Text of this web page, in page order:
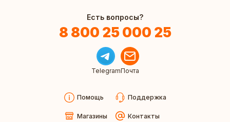
Есть вопросы?
8 800 25 000 25
TelegramПочта
Помощь Поддержка
Магазины Контакты